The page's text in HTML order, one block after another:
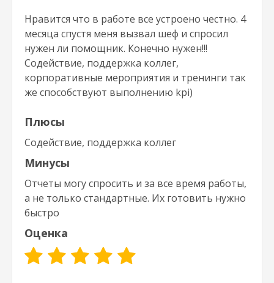
Нравится что в работе все устроено честно. 4
месяца спустя меня вызвал шеф и спросил
нужен ли помощник. Конечно нужен!!!
Содействие, поддержка коллег,
корпоративные мероприятия и тренинги так
же способствуют выполнению kpi)
Плюсы
Содействие, поддержка коллег
Минусы
Отчеты могу спросить и за все время работы,
а не только стандартные. Их готовить нужно
быстро
Оценка